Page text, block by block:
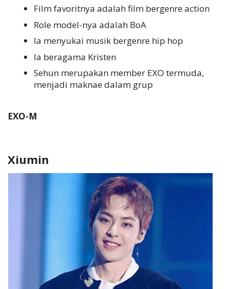
Film favoritnya adalah film bergenre action
Role model-nya adalah BoA
Ia menyukai musik bergenre hip hop
Ia beragama Kristen
Sehun merupakan member EXO termuda,
menjadi maknae dalam grup
EXO-M
Xiumin